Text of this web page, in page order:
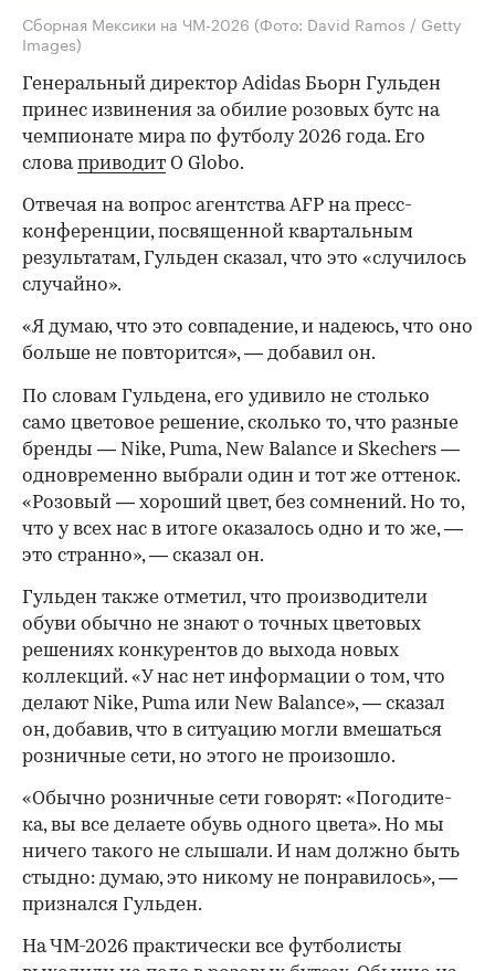
Сборная Мексики на ЧМ-2026 (Фото: David Ramos / Getty
Images)
Генеральный директор Adidas Бьорн Гульден
принес извинения за обилие розовых бутс на
чемпионате мира по футболу 2026 года. Его
словаприводит O Globo.
Отвечая на вопрос агентства AFP на пресс-
конференции, посвященной квартальным
результатам, Гульден сказал, что это «случилось
случайно».
«Я думаю, что это совпадение, и надеюсь, что оно
больше не повторится», — добавил он.
По словам Гульдена, его удивило не столько
само цветовое решение, сколько то, что разные
бренды — Nike, Puma, New Balance и Skechers —
одновременно выбрали один и тот же оттенок.
«Розовый — хороший цвет, без сомнений. Но то,
что у всех нас в итоге оказалось одно и то же, —
это странно», — сказал он.
Гульден также отметил, что производители
обуви обычно не знают о точных цветовых
решениях конкурентов до выхода новых
коллекций. «У нас нет информации о том, что
делают Nike, Puma или New Balance», — сказал
он, добавив, что в ситуацию могли вмешаться
розничные сети, но этого не произошло.
«Обычно розничные сети говорят: «Погодите-
ка, вы все делаете обувь одного цвета». Но мы
ничего такого не слышали. И нам должно быть
стыдно: думаю, это никому не понравилось», —
признался Гульден.
На ЧМ-2026 практически все футболисты